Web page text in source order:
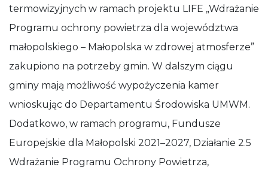
termowizyjnych w ramach projektu LIFE „Wdrażanie
Programu ochrony powietrza dla województwa
małopolskiego – Małopolska w zdrowej atmosferze”
zakupiono na potrzeby gmin. W dalszym ciągu
gminy mają możliwość wypożyczenia kamer
wnioskując do Departamentu Środowiska UMWM.
Dodatkowo, w ramach programu, Fundusze
Europejskie dla Małopolski 2021–2027, Działanie 2.5
Wdrażanie Programu Ochrony Powietrza,